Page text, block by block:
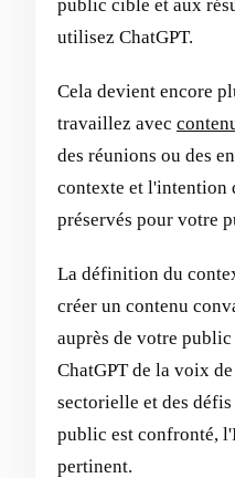
public cible et aux
utilisez ChatGPT.
Cela devient encore
travaillez avec
des réunions ou des
contexte et l'intention
préservés pour votre
La définition du
créer un contenu
auprès de votre
ChatGPT de la voix
sectorielle et des
public est confronté,
pertinent.